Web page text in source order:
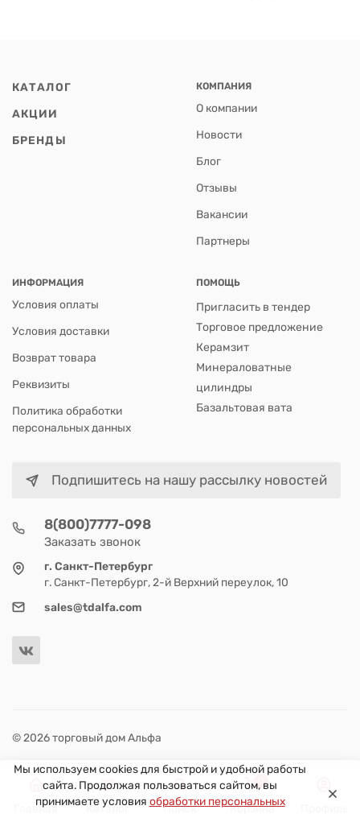
КАТАЛОГ
АКЦИИ
БРЕНДЫ
КОМПАНИЯ
О компании
Новости
Блог
Отзывы
Вакансии
Партнеры
ИНФОРМАЦИЯ
Условия оплаты
Условия доставки
Возврат товара
Реквизиты
Политика обработки
персональных данных
ПОМОЩЬ
Пригласить в тендер
Торговое предложение
Керамзит
Минераловатные
цилиндры
Базальтовая вата
Подпишитесь на нашу рассылку новостей
8(800)7777-098
Заказать звонок
г. Санкт-Петербург
г. Санкт-Петербург, 2-й Верхний переулок, 10
sales@tdalfa.com
© 2026 торговый дом Альфа
Мы используем cookies для быстрой и удобной работы
сайта. Продолжая пользоваться сайтом, вы
принимаете условия обработки персональных
Главная Каталог Поиск
0
Корзина